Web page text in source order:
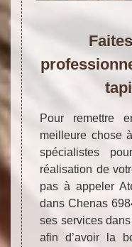
Pour remettre
meilleure chose
spécialistes
réalisation de
pas à appeler
dans Chenas
ses services
afin d’avoir la